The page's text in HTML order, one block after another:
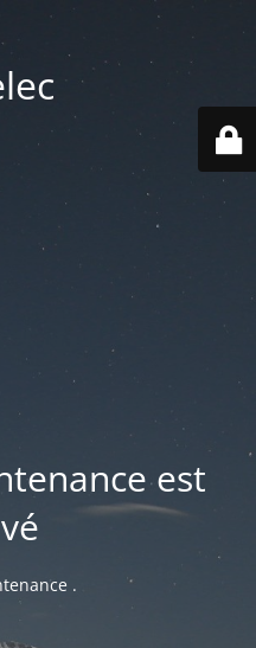
est
.